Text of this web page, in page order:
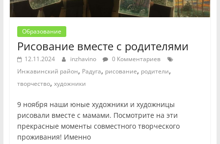
Образование
Рисование вместе с родителями
12.11.2024 inzhavino
0 Комментариев
Инжавинский район, Радуга, рисование, родители,
творчество, художники
9 ноября наши юные художники и художницы
рисовали вместе с мамами. Посмотрите на эти
прекрасные моменты совместного творческого
проживания! Именно